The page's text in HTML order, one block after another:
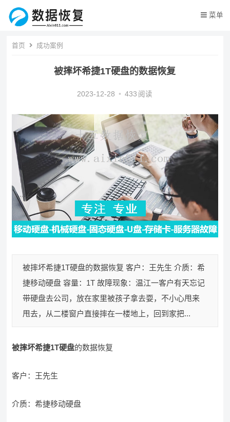
菜单
首页 成功案例
被摔坏希捷1T硬盘的数据恢复
2023-12-28 • 433 阅读
被摔坏希捷1T硬盘的数据恢复 客户：王先生 介质：希
捷移动硬盘 容量：1T 故障现象：温江一客户有天忘记
带硬盘去公司，放在家里被孩子拿去耍，不小心甩来
甩去，从二楼窗户直接摔在一楼地上，回到家把...
被摔坏希捷1T硬盘的数据恢复
客户：王先生
介质：希捷移动硬盘